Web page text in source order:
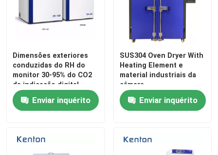
Dimensões exteriores
conduzidas do RH do
monitor 30-95% do CO2
da indicação digital
810x890x1300mm
Enviar inquérito
SUS304 Oven Dryer With
Heating Element e
material industriais da
câmara
Enviar inquérito